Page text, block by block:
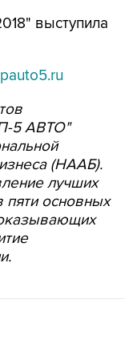
выступила
5 АВТО"
(НААБ).
лучших
пяти основных